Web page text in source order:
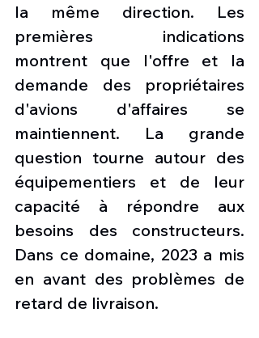
la même direction. Les
premières indications
montrent que l'offre et la
demande des propriétaires
d'avions d'affaires se
maintiennent. La grande
question tourne autour des
équipementiers et de leur
capacité à répondre aux
besoins des constructeurs.
Dans ce domaine, 2023 a mis
en avant des problèmes de
retard de livraison.